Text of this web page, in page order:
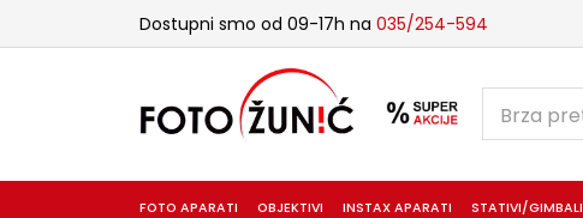
Dostupni smo od 09-17h na 035/254-594
FOTO APARATI OBJEKTIVI INSTAX APARATI STATIVI/GIMBALI